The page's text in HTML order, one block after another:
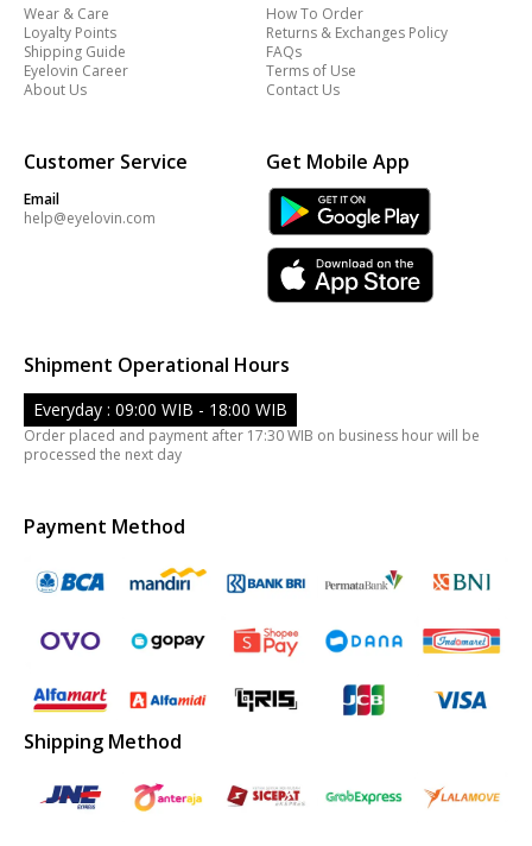
Wear & Care
Loyalty Points
Shipping Guide
Eyelovin Career
About Us
How To Order
Returns & Exchanges Policy
FAQs
Terms of Use
Contact Us
Customer Service
Email
help@eyelovin.com
Get Mobile App
Shipment Operational Hours
Everyday : 09:00 WIB - 18:00 WIB
Order placed and payment after 17:30 WIB on business hour will be
processed the next day
Payment Method
Shipping Method